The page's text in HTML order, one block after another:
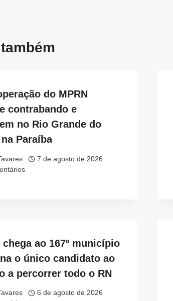
do MPRN
contrabando e
no Rio Grande do
Paraíba
7 de agosto de 2026
ao 167º município
o único candidato ao
a percorrer todo o RN
6 de agosto de 2026